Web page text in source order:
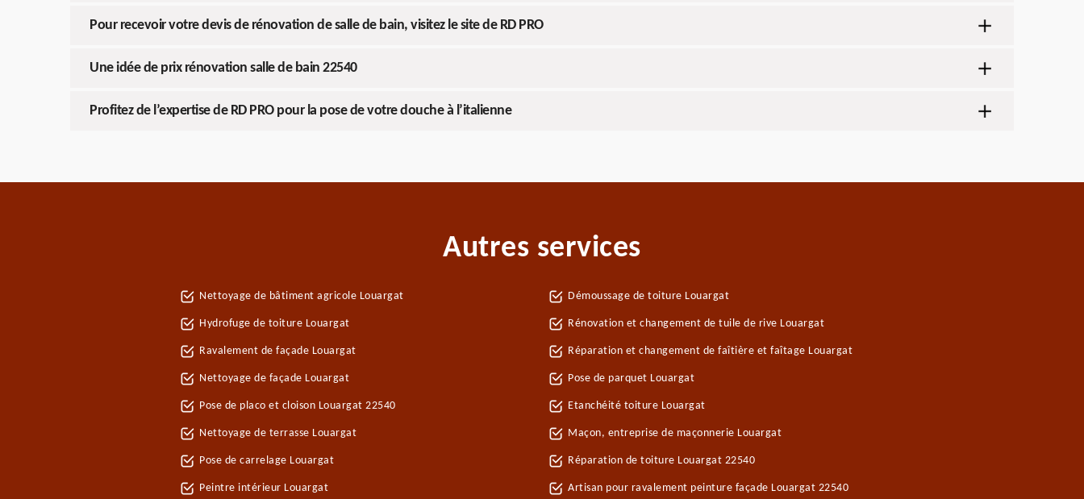
Pour recevoir votre devis de rénovation de salle de bain, visitez le site de RD PRO
Une idée de prix rénovation salle de bain 22540
Profitez de l’expertise de RD PRO pour la pose de votre douche à l’italienne
Autres services
Nettoyage de bâtiment agricole Louargat
Hydrofuge de toiture Louargat
Ravalement de façade Louargat
Nettoyage de façade Louargat
Pose de placo et cloison Louargat 22540
Nettoyage de terrasse Louargat
Pose de carrelage Louargat
Peintre intérieur Louargat
Démoussage de toiture Louargat
Rénovation et changement de tuile de rive Louargat
Réparation et changement de faîtière et faîtage Louargat
Pose de parquet Louargat
Etanchéité toiture Louargat
Maçon, entreprise de maçonnerie Louargat
Réparation de toiture Louargat 22540
Artisan pour ravalement peinture façade Louargat 22540